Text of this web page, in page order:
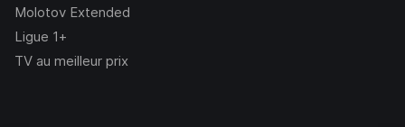
Molotov Extended
Ligue 1+
TV au meilleur prix